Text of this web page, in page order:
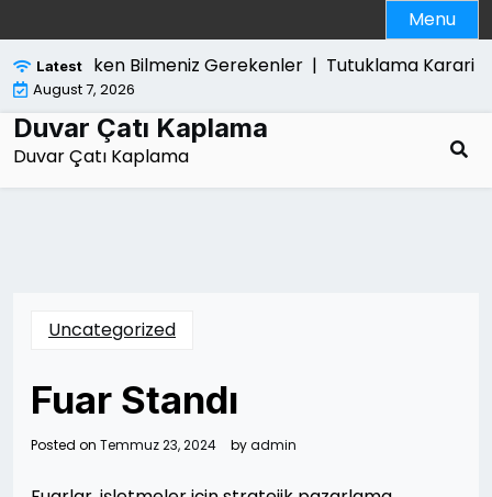
to
content
Menu
Latest
Satarken Bilmeniz Gerekenler |Tutuklama Karari
August 7, 2026
Duvar Çatı Kaplama
Duvar Çatı Kaplama
Uncategorized
Fuar Standı
Posted on Temmuz 23, 2024 byadmin